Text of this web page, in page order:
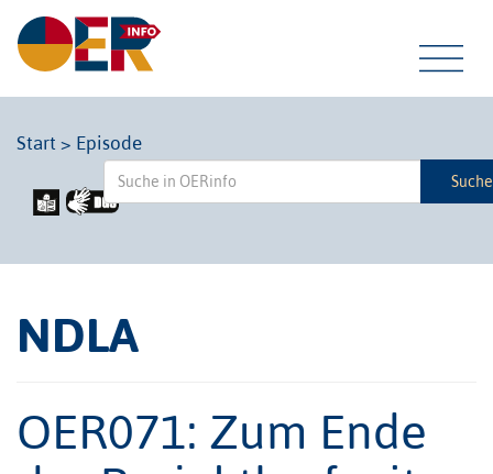
Start > Episode
NDLA
OER071: Zum Ende